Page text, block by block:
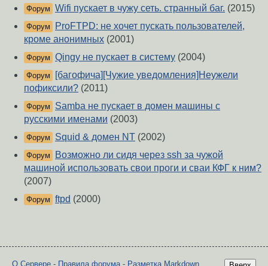
Форум Wifi пускает в чужу сеть. странный баг. (2015)
Форум
ProFTPD: не хочет пускать пользователей,
кроме анонимных (2001)
Форум Qingy не пускает в систему (2004)
Форум
[багофича][Чужие уведомления]Неужели
пофиксили? (2011)
Форум
Samba не пускает в домен машины с
русскими именами (2003)
Форум Squid & домен NT (2002)
Форум
Возможно ли сидя через ssh за чужой
машиной использовать свои проги и сваи КФГ к ним?
(2007)
Форум ftpd (2000)
О Сервере - Правила форума - Разметка Markdown